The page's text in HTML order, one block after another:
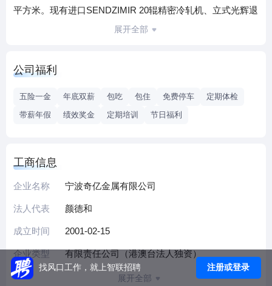
平方米。现有进口SENDZIMIR 20辊精密冷轧机、立式光辉退
火线、卧式退火线、平整调质机、张力整平机等多套精密不
板机等设备数套。目前主要生产201、301、304、304L、
卷，年产能约7万吨。
管、计算机配件、手机零件、汽车零部件等领域。先进的设
备、优质的技术和完善的管理系统具有同领域及大钢厂的质
高度的机动性，可提供不锈钢用户多样产品组合。
展开全部
公司福利
五险一金 年底双薪 包吃 包住 免费停车
定期体检
带薪年假
绩效奖金 定期培训 节日福利
工商信息
企业名称 宁波奇亿金属有限公司
法人代表 颜德和
成立时间 2001-02-15
企业类型 有限责任公司（港澳台法人独资）
展开全部
找风口工作，就上智联招聘 注册或登录